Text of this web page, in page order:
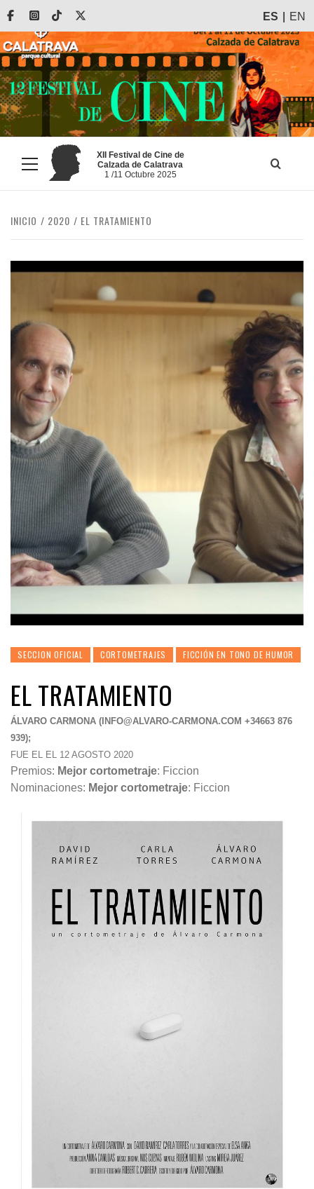
Saltar
contenido
FacebookInstagram
Tiktok ES EN
Menú
principal
XII Festival de Cine de
Calzada de Calatrava
1 /11 Octubre 2025
INICIO 2020 EL TRATAMIENTO
SECCION OFICIAL CORTOMETRAJES FICCIÓN EN TONO DE HUMOR
EL TRATAMIENTO
ÁLVARO CARMONA ( INFO@ALVARO-CARMONA.COM +34663 876
939);
FUE EL EL 12 AGOSTO 2020
Premios: Mejor cortometraje: Ficcion
Nominaciones: Mejor cortometraje: Ficcion